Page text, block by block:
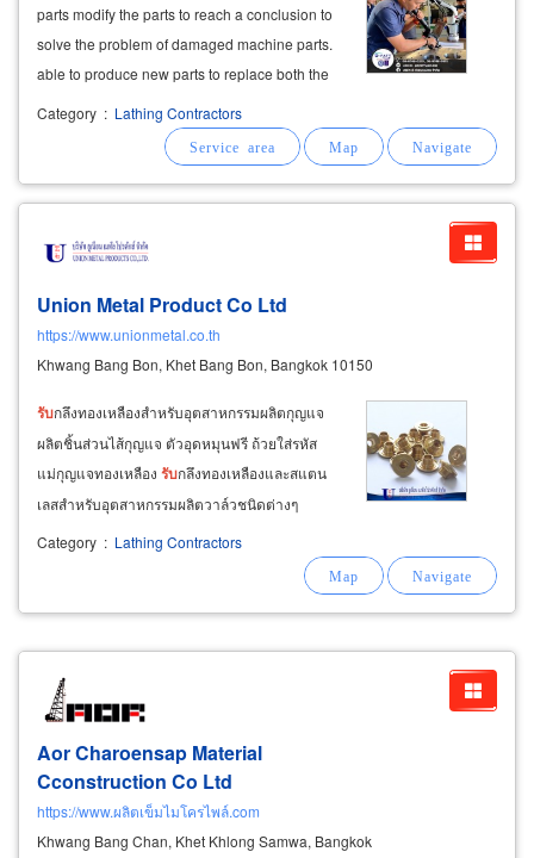
parts modify the parts to reach a conclusion to
solve the problem of damaged machine parts.
able to produce new parts to replace both the
shape modify machine part, enabling the
machine to continue working. with
Category : Lathing Contractors
Union Metal Product Co Ltd
https://www.unionmetal.co.th
Khwang Bang Bon, Khet Bang Bon, Bangkok 10150
รับกลึงทองเหลืองสำหรับอุตสาหกรรมผลิตกุญแจ
ผลิตชิ้นส่วนไส้กุญแจ ตัวอุดหมุนฟรี ถ้วยใส่รหัส
แม่กุญแจทองเหลือง รับกลึงทองเหลืองและสแตน
เลสสำหรับอุตสาหกรรมผลิตวาล์วชนิดต่างๆ
อุตสาหกรรมผลิตอุปกรณ์ประปา
รับ
อะไหล่เตาแก๊ส เช่น ฝาเฟืองทองเหลือง ฝาจุกวงใน
Category : Lathing Contractors
Aor Charoensap Material
Cconstruction Co Ltd
https://www.ผลิตเข็มไมโครไพล์.com
Khwang Bang Chan, Khet Khlong Samwa, Bangkok